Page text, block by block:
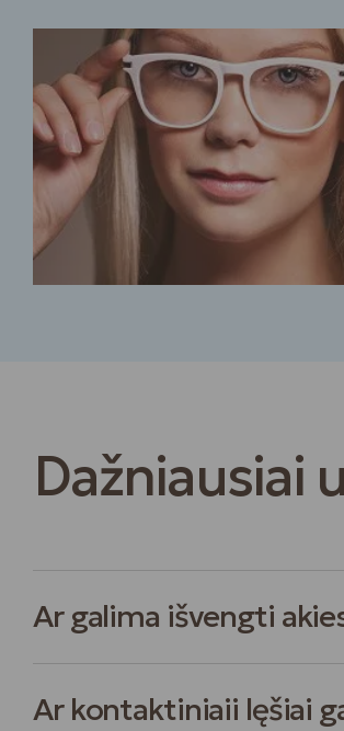
Dažniausiai
Ar galima išvengti
Ar kontaktiniaii lęšiai